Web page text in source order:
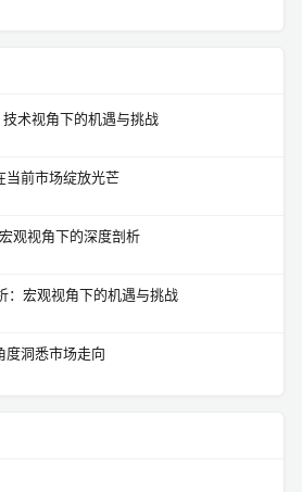
术视角下的机遇与挑战
当前市场绽放光芒
观视角下的深度剖析
：宏观视角下的机遇与挑战
度洞悉市场走向